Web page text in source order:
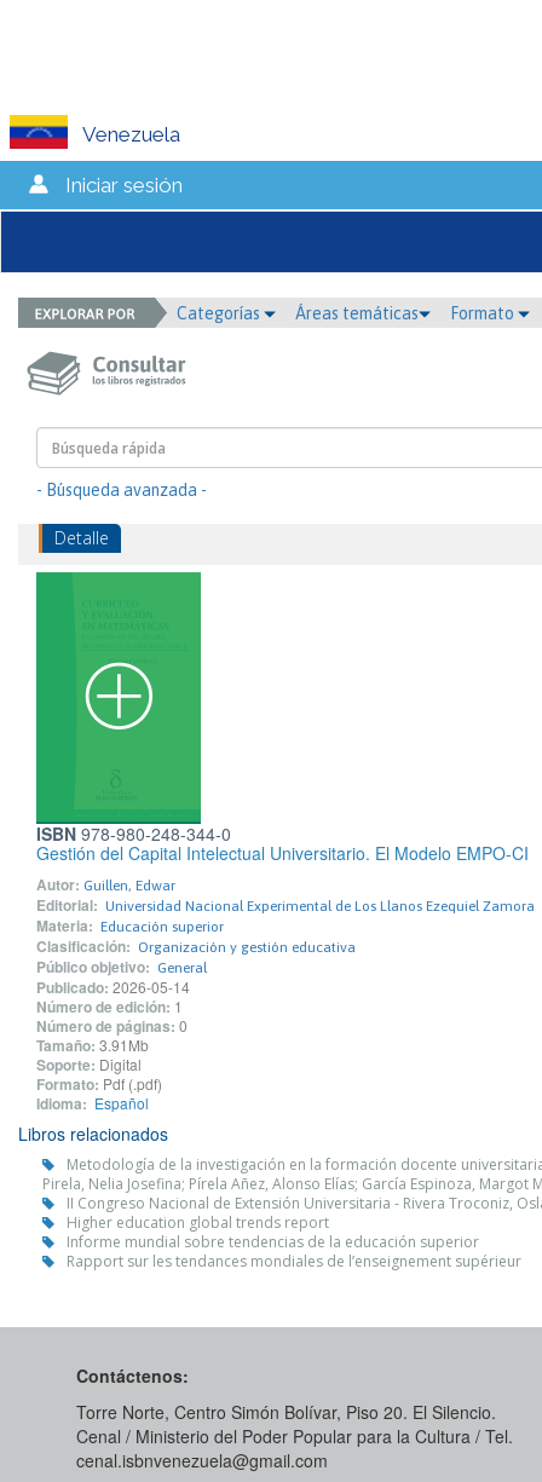
Venezuela
Iniciar sesión
Categorías Áreas temáticas Formato
- Búsqueda avanzada -
Detalle
ISBN 978-980-248-344-0
Gestión del Capital Intelectual Universitario. El Modelo EMPO-CI
Autor: Guillen, Edwar
Editorial: Universidad Nacional Experimental de Los Llanos Ezequiel Zamora
Materia: Educación superior
Clasificación: Organización y gestión educativa
Público objetivo: General
Publicado: 2026-05-14
Número de edición: 1
Número de páginas: 0
Tamaño: 3.91Mb
Soporte: Digital
Formato: Pdf (.pdf)
Idioma: Español
Libros relacionados
Metodología de la investigación en la formación docente
Pirela, Nelia Josefina; Pírela Añez, Alonso Elías; García Espinoza, Margot
II Congreso Nacional de Extensión Universitaria - Rivera Troconiz,
Higher education global trends report
Informe mundial sobre tendencias de la educación superior
Rapport sur les tendances mondiales de l’enseignement supérieur
Contáctenos:
Torre Norte, Centro Simón Bolívar, Piso 20. El Silencio.
Cenal / Ministerio del Poder Popular para la Cultura / Tel.
cenal.isbnvenezuela@gmail.com